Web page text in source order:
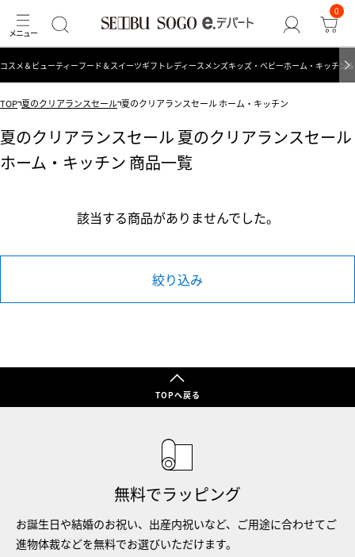
0
コスメ＆ビューティーフード＆スイーツギフト レディース メンズキッズ・ベビーホーム・キッチン
TOP 夏のクリアランスセール 夏のクリアランスセール ホーム・キッチン
夏のクリアランスセール 夏のクリアランスセール
ホーム・キッチン 商品一覧
該当する商品がありませんでした。
絞り込み
TOPへ戻る
無料でラッピング
お誕生日や結婚のお祝い、出産内祝いなど、ご用途に合わせてご
進物体裁などを無料でお選びいただけます。